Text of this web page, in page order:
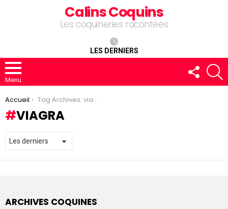
Calins Coquins
Les coquineries racontées
LES DERNIERS
Menu
FOLLOW
US
You are here:
Accueil Tag Archives: viagra
VIAGRA
ARCHIVES COQUINES